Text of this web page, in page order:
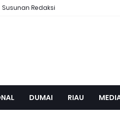
Susunan Redaksi
DUMAI RIAU